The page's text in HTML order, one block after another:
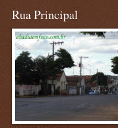
Rua Principal